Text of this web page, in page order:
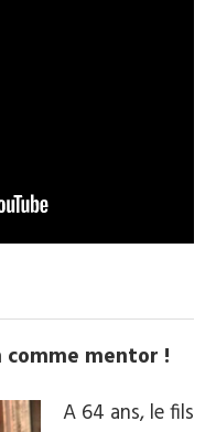
comme mentor !
A 64 ans, le fils